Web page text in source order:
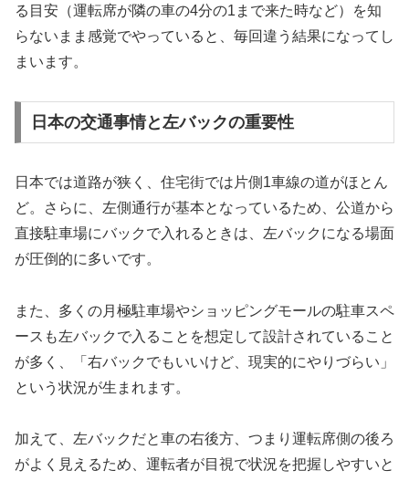
る目安（運転席が隣の車の4分の1まで来た時など）を知
らないまま感覚でやっていると、毎回違う結果になってし
まいます。
日本の交通事情と左バックの重要性
日本では道路が狭く、住宅街では片側1車線の道がほとん
ど。さらに、左側通行が基本となっているため、公道から
直接駐車場にバックで入れるときは、左バックになる場面
が圧倒的に多いです。
また、多くの月極駐車場やショッピングモールの駐車スペ
ースも左バックで入ることを想定して設計されていること
が多く、「右バックでもいいけど、現実的にやりづらい」
という状況が生まれます。
加えて、左バックだと車の右後方、つまり運転席側の後ろ
がよく見えるため、運転者が目視で状況を把握しやすいと